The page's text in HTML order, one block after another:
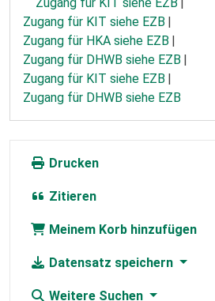
Zugang für KIT siehe EZB
Zugang für HKA siehe EZB
Zugang für DHWB siehe EZB
Zugang für KIT siehe EZB
Zugang für DHWB siehe EZB
Drucken
Zitieren
Meinem Korb hinzufügen
Datensatz speichern
Weitere Suchen